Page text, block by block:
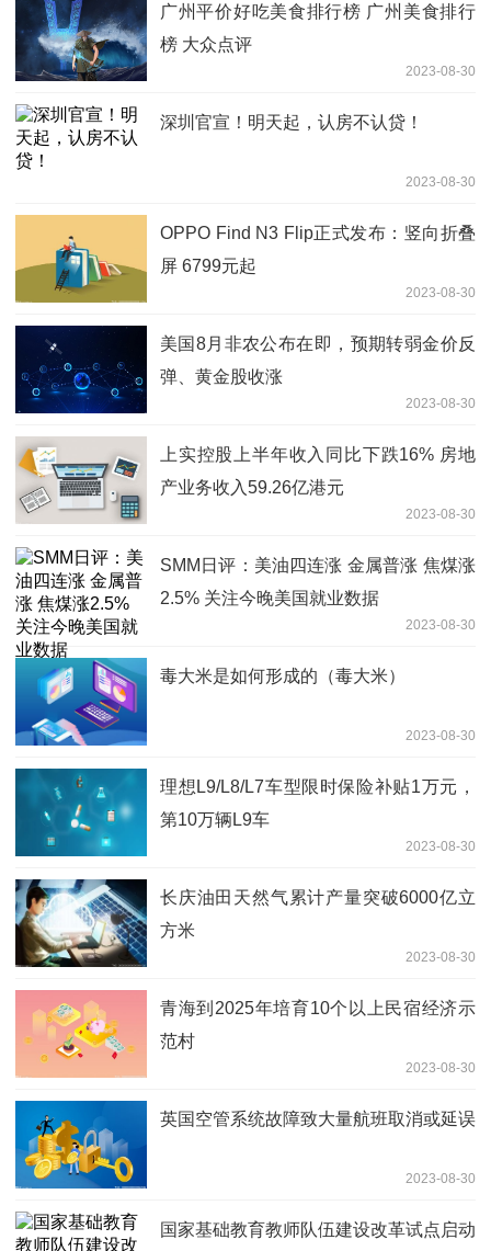
广州平价好吃美食排行榜 广州美食排行
榜 大众点评
2023-08-30
深圳官宣！明天起，认房不认贷！
2023-08-30
OPPO Find N3 Flip正式发布：竖向折叠
屏 6799元起
2023-08-30
美国8月非农公布在即，预期转弱金价反
弹、黄金股收涨
2023-08-30
上实控股上半年收入同比下跌16% 房地
产业务收入59.26亿港元
2023-08-30
SMM日评：美油四连涨 金属普涨 焦煤涨
2.5% 关注今晚美国就业数据
2023-08-30
毒大米是如何形成的（毒大米）
2023-08-30
理想L9/L8/L7车型限时保险补贴1万元，
第10万辆L9车
2023-08-30
长庆油田天然气累计产量突破6000亿立
方米
2023-08-30
青海到2025年培育10个以上民宿经济示
范村
2023-08-30
英国空管系统故障致大量航班取消或延误
2023-08-30
国家基础教育教师队伍建设改革试点启动